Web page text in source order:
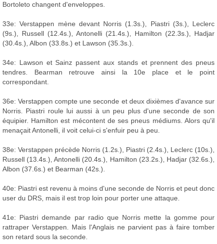
Bortoleto changent d'enveloppes.
33e: Verstappen mène devant Norris (1.3s.), Piastri (3s.), Leclerc
(9s.), Russell (12.4s.), Antonelli (21.4s.), Hamilton (22.3s.), Hadjar
(30.4s.), Albon (33.8s.) et Lawson (35.3s.).
34e: Lawson et Sainz passent aux stands et prennent des pneus
tendres. Bearman retrouve ainsi la 10e place et le point
correspondant.
36e: Verstappen compte une seconde et deux dixièmes d'avance sur
Norris. Piastri roule lui aussi à un peu plus d'une seconde de son
équipier. Hamilton est mécontent de ses pneus médiums. Alors qu'il
menaçait Antonelli, il voit celui-ci s'enfuir peu à peu.
38e: Verstappen précède Norris (1.2s.), Piastri (2.4s.), Leclerc (10s.),
Russell (13.4s.), Antonelli (20.4s.), Hamilton (23.2s.), Hadjar (32.6s.),
Albon (37.6s.) et Bearman (42s.).
40e: Piastri est revenu à moins d'une seconde de Norris et peut donc
user du DRS, mais il est trop loin pour porter une attaque.
41e: Piastri demande par radio que Norris mette la gomme pour
rattraper Verstappen. Mais l'Anglais ne parvient pas à faire tomber
son retard sous la seconde.